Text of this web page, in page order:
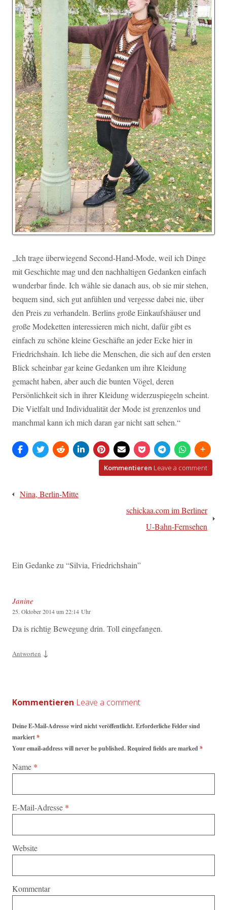
„Ich trage überwiegend Second-Hand-Mode, weil ich Dinge
mit Geschichte mag und den nachhaltigen Gedanken einfach
wunderbar finde. Ich wähle sie danach aus, ob sie mir stehen,
bequem sind, sich gut anfühlen und vergesse dabei nie, über
den Preis zu verhandeln. Berlins große Einkaufshäuser und
große Modeketten interessieren mich nicht, dafür gibt es
einfach zu schöne kleine Geschäfte an jeder Ecke hier in
Friedrichshain. Ich liebe die Menschen, die sich auf den ersten
Blick scheinbar gar keine Gedanken um ihre Kleidung
gemacht haben, aber auch die bunten Vögel, deren
Persönlichkeit sich in ihrer Kleidung widerzuspiegeln scheint.
Die Vielfalt und Individualität der Mode ist grenzenlos und
manchmal kann ich mich daran gar nicht satt sehen.“
Kommentieren Leave a comment
Beitragsnavigation
Nina, Berlin-Mitte
schickaa.com im Berliner
U-Bahn-Fernsehen
Ein Gedanke zu “Silvia, Friedrichshain”
Janine
25. Oktober 2014 um 22:14 Uhr
Da is richtig Bewegung drin. Toll eingefangen.
Antworten ↓
Kommentieren
Deine E-Mail-Adresse wird nicht veröffentlicht. Erforderliche Felder sind
markiert*
Your email-address will never be published. Required fields are marked*
Name *
E-Mail-Adresse *
Website
Kommentar